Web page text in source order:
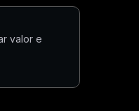
valor e